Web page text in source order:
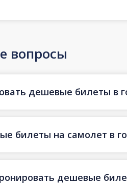
вопросы
дешевые билеты в
билеты на самолет в
дешевые